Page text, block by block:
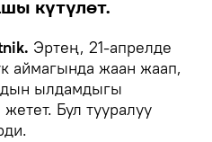
күтүлөт.
Эртең, 21-апрелде
аймагында жаан жаап,
ылдамдыгы
Бул тууралуу